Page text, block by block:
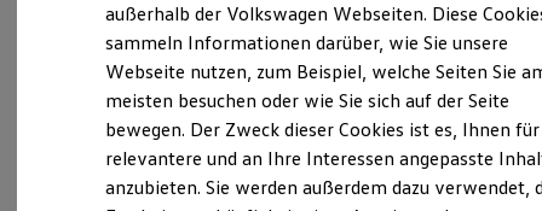
Economy Service
Räder & Reifen Service
Ersatzfahrzeuge
Notdienst und Pannenhilfe
Software, Konnektivität & Apps
California App
VW Connect für Ihren ID. Buzz
VW Connect für Ihren Transporter/Caravelle
VW Connect für Ihren Amarok
+49 8031 21810
Ansprechpartner
Termin vereinbaren
außerhalb der Volkswagen Webseiten. Diese
sammeln Informationen darüber, wie Sie unsere
Webseite nutzen, zum Beispiel, welche Seiten Sie
meisten besuchen oder wie Sie sich auf der Seite
bewegen. Der Zweck dieser Cookies ist es, Ihnen für
relevantere und an Ihre Interessen angepasste
anzubieten. Sie werden außerdem dazu verwendet,